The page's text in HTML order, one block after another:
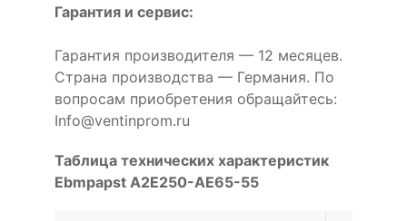
Гарантия и сервис:
Гарантия производителя — 12 месяцев.
Страна производства — Германия. По
вопросам приобретения обращайтесь:
Info@ventinprom.ru
Таблица технических характеристик
Ebmpapst A2E250-AE65-55